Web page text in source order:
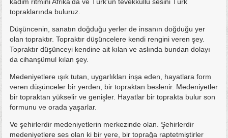
topraklarında buluruz.
Düşüncenin, sanatın doğduğu yerler de insanın doğduğu yer
olan topraktır. Topraktır düşüncelere kendi rengini veren şey.
Topraktır düşünceyi kendine ait kılan ve aslında bundan dolayı
da cihanşümul kılan şey.
Medeniyetlere ışık tutan, uygarlıkları inşa eden, hayatlara form
veren düşünceler bir yerden, bir topraktan beslenir. Medeniyetler
bir topraktan yükselir ve genişler. Hayatlar bir toprakta bulur son
formunu ve orada yaşarlar.
Ve şehirlerdir medeniyetlerin merkezinde olan. Şehirlerdir
medeniyetlere ses olan ki bir yere, bir toprağa raptetmiştirler